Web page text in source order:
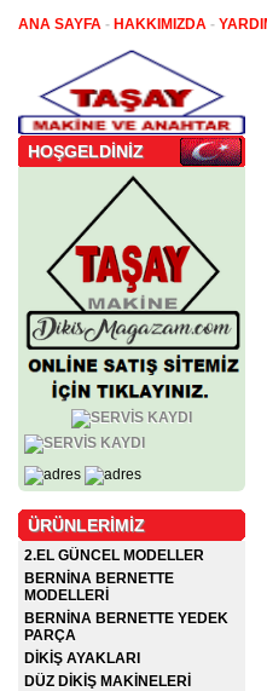
ANA SAYFA - HAKKIMIZDA -
HOŞGELDİNİZ
ÜRÜNLERİMİZ
2.EL GÜNCEL MODELLER
BERNİNA BERNETTE
MODELLERİ
BERNİNA BERNETTE YEDEK
PARÇA
DİKİŞ AYAKLARI
DÜZ DİKİŞ MAKİNELERİ